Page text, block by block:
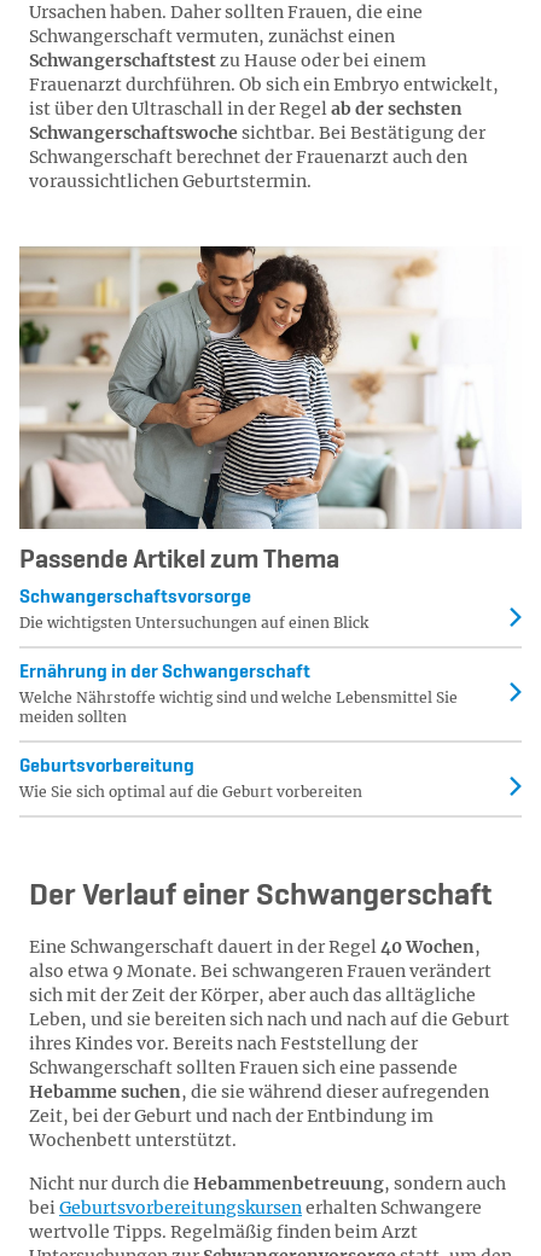
Ursachen haben. Daher sollten Frauen, die eine
Schwangerschaft vermuten, zunächst einen
Schwangerschaftstestzu Hause oder bei einem
Frauenarzt durchführen. Ob sich ein Embryo entwickelt,
ist über den Ultraschall in der Regelab der sechsten
Schwangerschaftswochesichtbar. Bei Bestätigung der
Schwangerschaft berechnet der Frauenarzt auch den
voraussichtlichen Geburtstermin.
Passende Artikel zum Thema
Schwan­ger­schafts­vor­sor­ge
Die wich­tigs­ten Un­ter­su­chun­gen auf einen Blick
Er­näh­rung in der Schwan­ger­schaft
Welche Nährstoffe wichtig sind und welche Lebensmittel Sie
meiden sollten
Ge­burts­vor­be­rei­tung
Wie Sie sich optimal auf die Geburt vorbereiten
Der Verlauf einer Schwangerschaft
Eine Schwangerschaft dauert in der Regel40 Wochen,
also etwa 9 Monate. Bei schwangeren Frauen verändert
sich mit der Zeit der Körper, aber auch das alltägliche
Leben, und sie bereiten sich nach und nach auf die Geburt
ihres Kindes vor. Bereits nach Feststellung der
Schwangerschaft sollten Frauen sich eine passende
Hebamme suchen, die sie während dieser aufregenden
Zeit, bei der Geburt und nach der Entbindung im
Wochenbett unterstützt.
Nicht nur durch die Hebammenbetreuung, sondern auch
beiGeburtsvorbereitungskursenerhalten Schwangere
wertvolle Tipps. Regelmäßig finden beim Arzt